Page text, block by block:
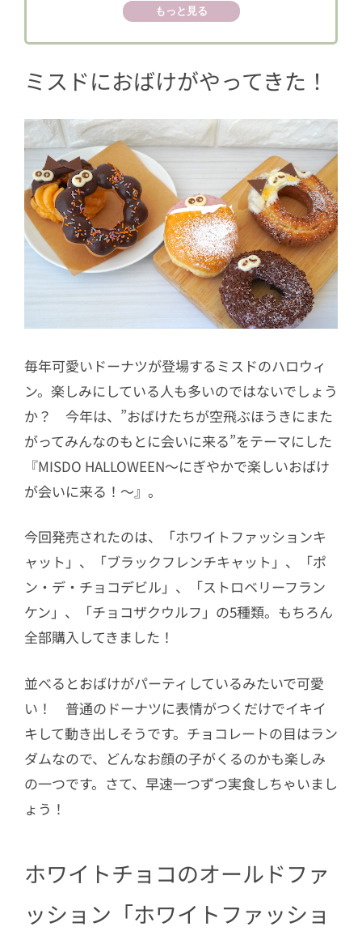
カラフルな悪魔？「ポン・デ・チョコ
デビル」
5「ストロベリーフランケン」はピンク
6ザクザク食感が楽しい「チョコザクウ
ルフ」
7ミスドのハロウィンはいつまで？
もっと見る
ミスドにおばけがやってきた！
毎年可愛いドーナツが登場するミスドのハロウィ
ン。楽しみにしている人も多いのではないでしょう
か？ 今年は、”おばけたちが空飛ぶほうきにまた
がってみんなのもとに会いに来る”をテーマにした
『MISDO HALLOWEEN～にぎやかで楽しいおばけ
が会いに来る！～』。
今回発売されたのは、「ホワイトファッションキ
ャット」、「ブラックフレンチキャット」、「ポ
ン・デ・チョコデビル」、「ストロベリーフラン
ケン」、「チョコザクウルフ」の5種類。もちろん
全部購入してきました！
並べるとおばけがパーティしているみたいで可愛
い！ 普通のドーナツに表情がつくだけでイキイ
キして動き出しそうです。チョコレートの目はラン
ダムなので、どんなお顔の子がくるのかも楽しみ
の一つです。さて、早速一つずつ実食しちゃいまし
ょう！
ホワイトチョコのオールドファ
ッション「ホワイトファッショ